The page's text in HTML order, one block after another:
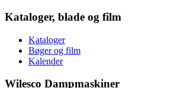
Kataloger, blade og film
Kataloger
Bøger og film
Kalender
Wilesco Dampmaskiner